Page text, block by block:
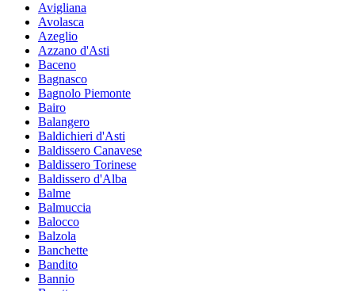
Avigliana
Avolasca
Azeglio
Azzano d'Asti
Baceno
Bagnasco
Bagnolo Piemonte
Bairo
Balangero
Baldichieri d'Asti
Baldissero Canavese
Baldissero Torinese
Baldissero d'Alba
Balme
Balmuccia
Balocco
Balzola
Banchette
Bandito
Bannio